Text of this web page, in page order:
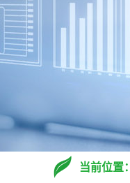
当前位置：